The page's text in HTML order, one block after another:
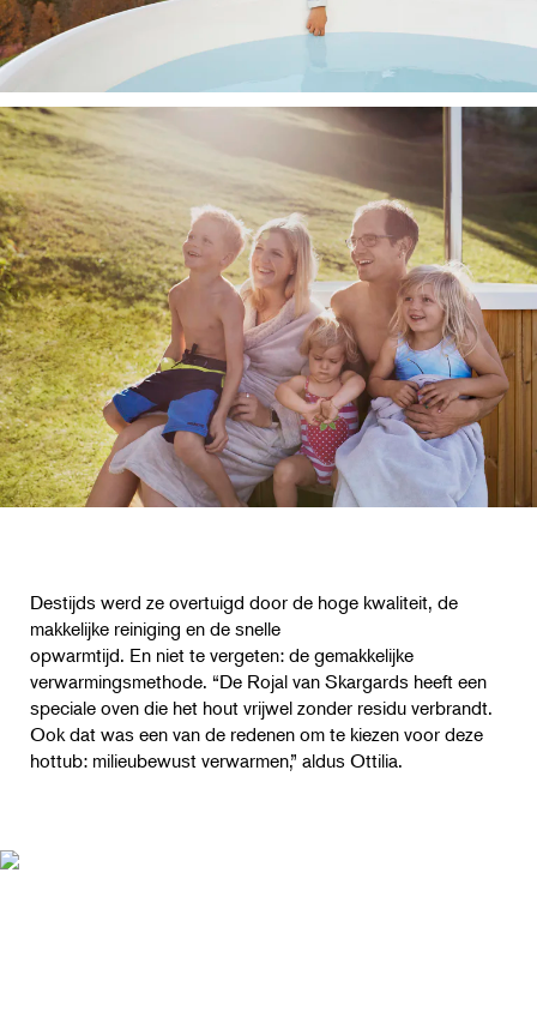
Destijds werd ze overtuigd door de hoge kwaliteit, de
makkelijke reiniging en de snelle
opwarmtijd. En niet te vergeten: de gemakkelijke
verwarmingsmethode. “De Rojal van Skargards heeft een
speciale oven die het hout vrijwel zonder residu verbrandt.
Ook dat was een van de redenen om te kiezen voor deze
hottub: milieubewust verwarmen,” aldus Ottilia.